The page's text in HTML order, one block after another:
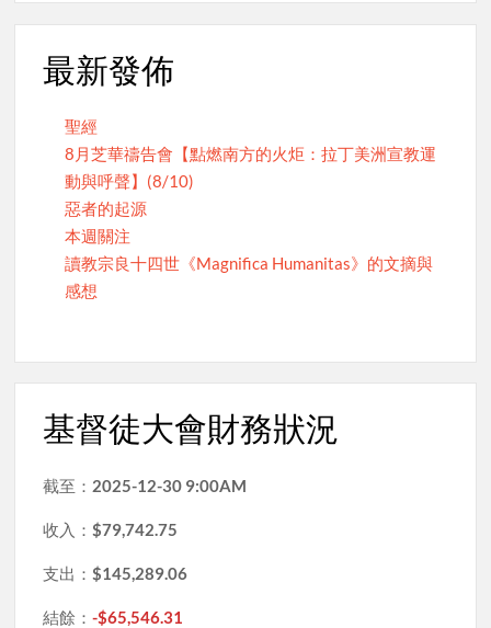
最新發佈
聖經
8月芝華禱告會【點燃南方的火炬：拉丁美洲宣教運
動與呼聲】(8/10)
惡者的起源
本週關注
讀教宗良十四世《Magnifica Humanitas》的文摘與
感想
基督徒大會財務狀況
截至： 2025-12-30 9:00AM
收入：$79,742.75
支出：$145,289.06
結餘：-$65,546.31